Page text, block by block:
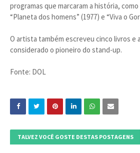
programas que marcaram a história, como
“Planeta dos homens” (1977) e “Viva o
O artista também escreveu cinco livros e
considerado o pioneiro do stand-up.
Fonte: DOL
TALVEZ VOCÊ GOSTE DESTAS POSTAGENS